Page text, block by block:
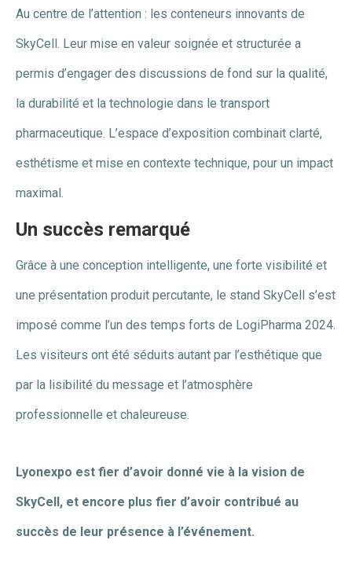
Au centre de l’attention : les conteneurs innovants de
SkyCell. Leur mise en valeur soignée et structurée a
permis d’engager des discussions de fond sur la qualité,
la durabilité et la technologie dans le transport
pharmaceutique. L’espace d’exposition combinait clarté,
esthétisme et mise en contexte technique, pour un impact
maximal.
Un succès remarqué
Grâce à une conception intelligente, une forte visibilité et
une présentation produit percutante, le stand SkyCell s’est
imposé comme l’un des temps forts de LogiPharma 2024.
Les visiteurs ont été séduits autant par l’esthétique que
par la lisibilité du message et l’atmosphère
professionnelle et chaleureuse.
Lyonexpo est fier d’avoir donné vie à la vision de
SkyCell, et encore plus fier d’avoir contribué au
succès de leur présence à l’événement.